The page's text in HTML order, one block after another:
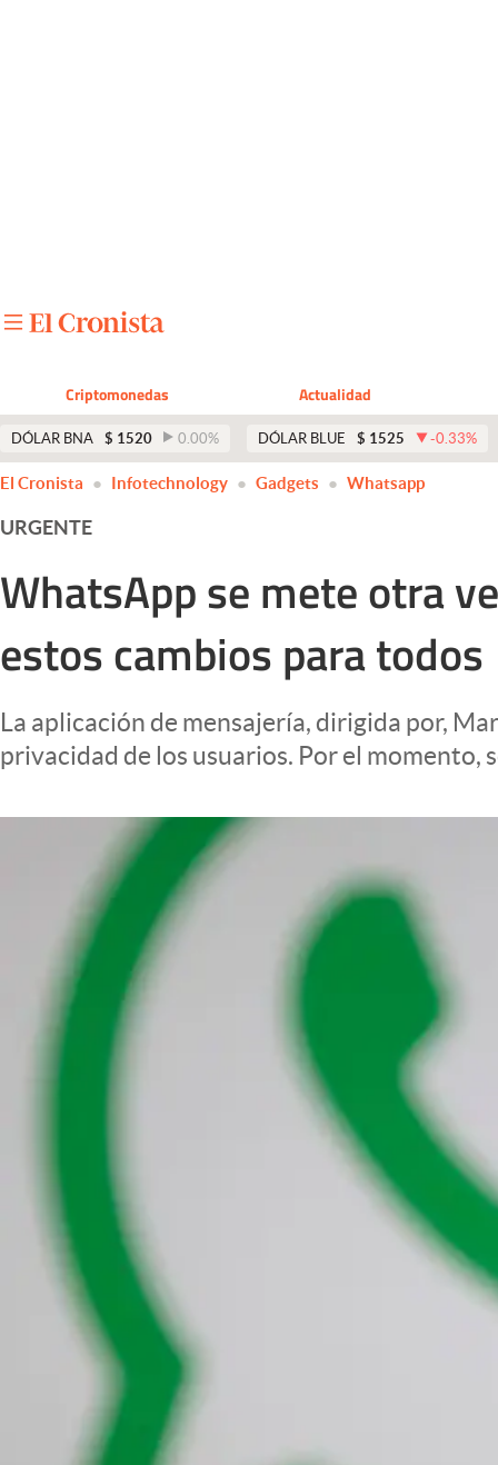
Apertura
Clima
El Cronista Studio
Mediakit
Criptomonedas Actualidad
DÓLAR BNA $ 1520 0.00% DÓLAR BLUE $ 1525 -0.33%
El Cronista Infotechnology Gadgets Whatsapp
URGENTE
WhatsApp se mete otra
estos cambios para todos
La aplicación de mensajería, dirigida por,
privacidad de los usuarios. Por el momento,